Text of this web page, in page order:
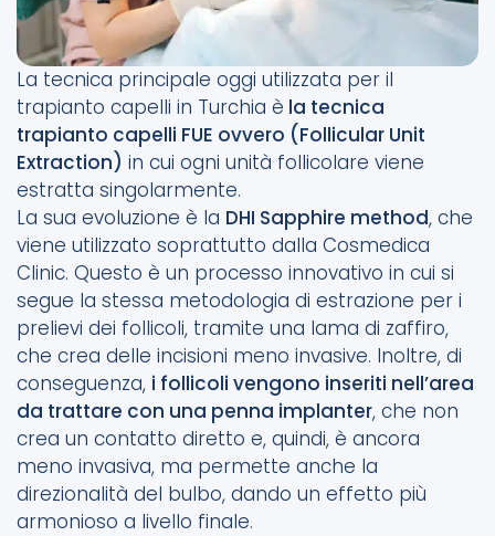
La tecnica principale oggi utilizzata per il
trapianto capelli in Turchia è la tecnica
trapianto capelli FUE ovvero (Follicular Unit
Extraction) in cui ogni unità follicolare viene
estratta singolarmente.
La sua evoluzione è la DHI Sapphire method, che
viene utilizzato soprattutto dalla Cosmedica
Clinic. Questo è un processo innovativo in cui si
segue la stessa metodologia di estrazione per i
prelievi dei follicoli, tramite una lama di zaffiro,
che crea delle incisioni meno invasive. Inoltre, di
conseguenza, i follicoli vengono inseriti nell’area
da trattare con una penna implanter, che non
crea un contatto diretto e, quindi, è ancora
meno invasiva, ma permette anche la
direzionalità del bulbo, dando un effetto più
armonioso a livello finale.